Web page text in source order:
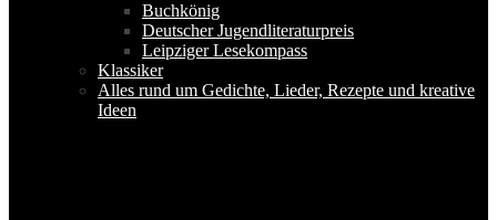
Buchkönig
Deutscher Jugendliteraturpreis
Leipziger Lesekompass
Klassiker
Alles rund um Gedichte, Lieder, Rezepte und kreative
Ideen